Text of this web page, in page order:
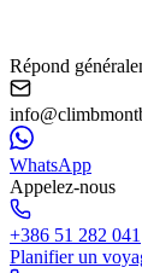
Répond
WhatsApp
Appelez-nous
+386 51 282 041
Planifier un